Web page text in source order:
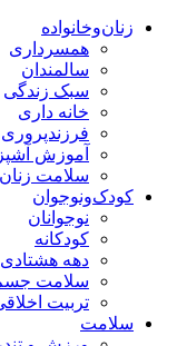
زنان‌وخانواده
همسرداری
سالمندان
سبک زندگی
خانه داری
فرزندپروری
آموزش
سلامت زنان
کودک‌ونوجوان
نوجوانان
کودکانه
دهه هشتادی
سلامت
تربیت
سلامت